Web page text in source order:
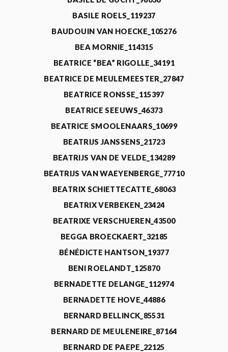
BASILE ROELS_119237
BAUDOUIN VAN HOECKE_105276
BEA MORNIE_114315
BEATRICE “BEA” RIGOLLE_34191
BEATRICE DE MEULEMEESTER_27847
BEATRICE RONSSE_115397
BEATRICE SEEUWS_46373
BEATRICE SMOOLENAARS_10699
BEATRIJS JANSSENS_21723
BEATRIJS VAN DE VELDE_134289
BEATRIJS VAN WAEYENBERGE_77710
BEATRIX SCHIETTECATTE_68063
BEATRIX VERBEKEN_23424
BEATRIXE VERSCHUEREN_43500
BEGGA BROECKAERT_32185
BÉNÉDICTE HANTSON_19377
BENI ROELANDT_125870
BERNADETTE DELANGE_112974
BERNADETTE HOVE_44886
BERNARD BELLINCK_85531
BERNARD DE MEULENEIRE_87164
BERNARD DE PAEPE_22125